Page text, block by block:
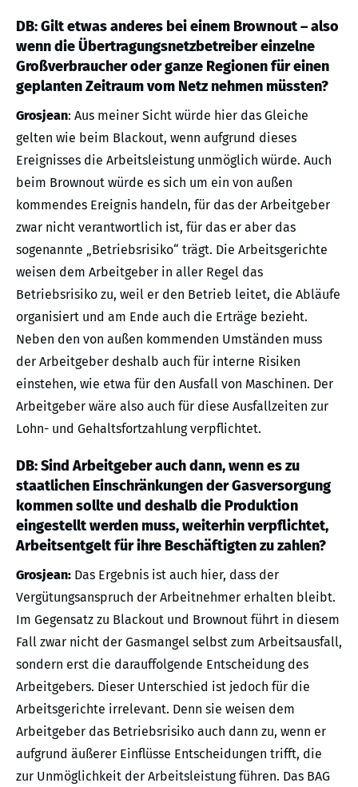
DB: Gilt etwas anderes bei einem Brownout – also
wenn die Übertragungsnetzbetreiber einzelne
Großverbraucher oder ganze Regionen für einen
geplanten Zeitraum vom Netz nehmen müssten?
Grosjean: Aus meiner Sicht würde hier das Gleiche
gelten wie beim Blackout, wenn aufgrund dieses
Ereignisses die Arbeitsleistung unmöglich würde. Auch
beim Brownout würde es sich um ein von außen
kommendes Ereignis handeln, für das der Arbeitgeber
zwar nicht verantwortlich ist, für das er aber das
sogenannte „Betriebsrisiko“ trägt. Die Arbeitsgerichte
weisen dem Arbeitgeber in aller Regel das
Betriebsrisiko zu, weil er den Betrieb leitet, die Abläufe
organisiert und am Ende auch die Erträge bezieht.
Neben den von außen kommenden Umständen muss
der Arbeitgeber deshalb auch für interne Risiken
einstehen, wie etwa für den Ausfall von Maschinen. Der
Arbeitgeber wäre also auch für diese Ausfallzeiten zur
Lohn- und Gehaltsfortzahlung verpflichtet.
DB: Sind Arbeitgeber auch dann, wenn es zu
staatlichen Einschränkungen der Gasversorgung
kommen sollte und deshalb die Produktion
eingestellt werden muss, weiterhin verpflichtet,
Arbeitsentgelt für ihre Beschäftigten zu zahlen?
Grosjean: Das Ergebnis ist auch hier, dass der
Vergütungsanspruch der Arbeitnehmer erhalten bleibt.
Im Gegensatz zu Blackout und Brownout führt in diesem
Fall zwar nicht der Gasmangel selbst zum Arbeitsausfall,
sondern erst die darauffolgende Entscheidung des
Arbeitgebers. Dieser Unterschied ist jedoch für die
Arbeitsgerichte irrelevant. Denn sie weisen dem
Arbeitgeber das Betriebsrisiko auch dann zu, wenn er
aufgrund äußerer Einflüsse Entscheidungen trifft, die
zur Unmöglichkeit der Arbeitsleistung führen. Das BAG